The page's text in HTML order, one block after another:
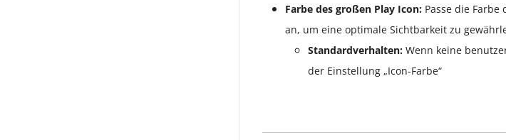
Farbe des großen Play Icon: Passe die
an, um eine optimale Sichtbarkeit zu
Standardverhalten: Wenn keine
der Einstellung „Icon-Farbe“